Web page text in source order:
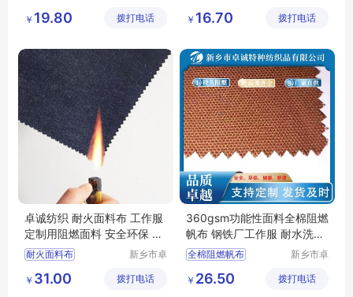
功能性棉类面料
限公司
￥ 19.80 拨打电话
石油天然气招标面料
织品有限
￥ 16.70 拨打电话
卓诚纺织 耐火面料布 工作服
定制用阻燃面料 安全环保 防
静电
耐火面料布
全棉阻燃面料
新乡市卓
织品有限
￥ 31.00 拨打电话
360gsm功能性面料全棉阻燃
帆布 钢铁厂工作服 耐水洗摩
擦 支持定制
全棉阻燃帆布
钢铁厂工作服
新乡市卓
织品有限
￥ 26.50 拨打电话